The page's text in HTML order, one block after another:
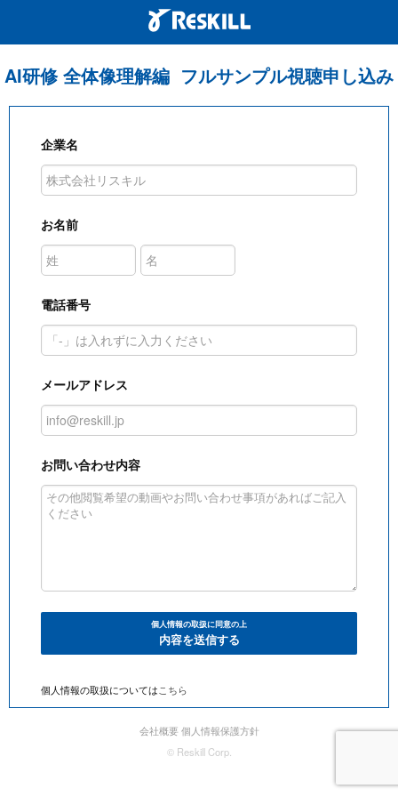
AI研修 全体像理解編 フルサンプル視聴申し込み
企業名
お名前
電話番号
メールアドレス
お問い合わせ内容
個人情報の取扱に同意の上
内容を送信する
個人情報の取扱についてはこちら
会社概要 個人情報保護方針
© Reskill Corp.